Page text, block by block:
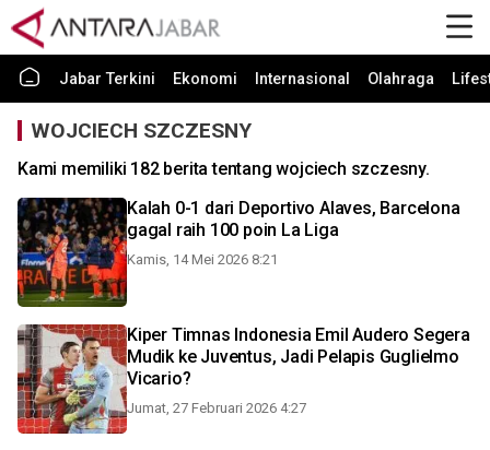
Jabar Terkini Ekonomi Internasional Olahraga
WOJCIECH SZCZESNY
Kami memiliki 182 berita tentang wojciech szczesny.
Kalah 0-1 dari Deportivo Alaves, Barcelona
gagal raih 100 poin La Liga
Kamis, 14 Mei 2026 8:21
Kiper Timnas Indonesia Emil Audero Segera
Mudik ke Juventus, Jadi Pelapis Guglielmo
Vicario?
Jumat, 27 Februari 2026 4:27